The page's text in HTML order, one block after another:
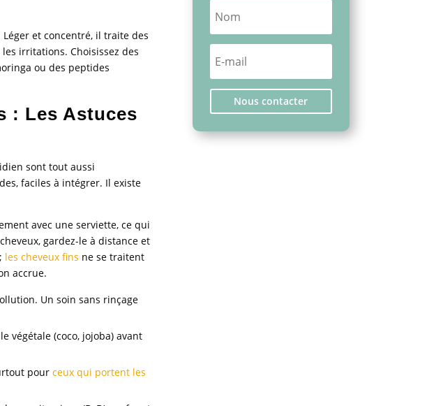
et concentré, il traite des
irritations. Choisissez des
ou des peptides
: Les Astuces
sont tout aussi
faciles à intégrer. Il existe
avec une serviette, ce qui
gardez-le à distance et
les cheveux fins ne se traitent
accrue.
Un soin sans rinçage
végétale (coco, jojoba) avant
pourceux qui portent les
Nous contacter